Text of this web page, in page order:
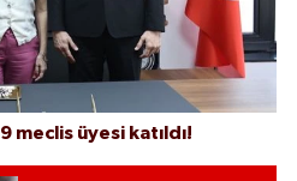
meclis üyesi katıldı!